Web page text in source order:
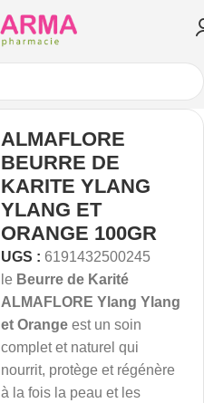
ALMAFLORE
BEURRE DE
KARITE YLANG
YLANG ET
ORANGE 100GR
UGS : 6191432500245
le Beurre de Karité
ALMAFLORE Ylang Ylang
et Orange est un soin
complet et naturel qui
nourrit, protège et régénère
à la fois la peau et les